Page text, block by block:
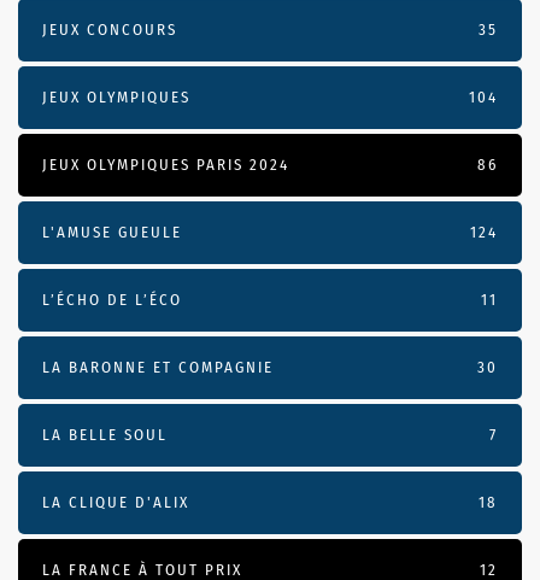
JEUX CONCOURS 35
JEUX OLYMPIQUES 104
JEUX OLYMPIQUES PARIS 2024 86
L'AMUSE GUEULE 124
L’ÉCHO DE L’ÉCO 11
LA BARONNE ET COMPAGNIE 30
LA BELLE SOUL 7
LA CLIQUE D'ALIX 18
LA FRANCE À TOUT PRIX 12